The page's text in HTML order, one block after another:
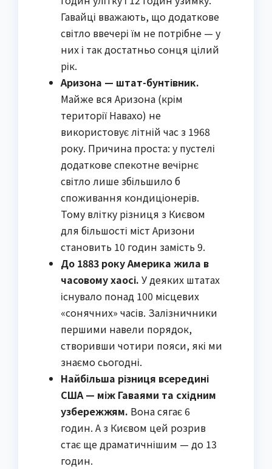
Гавайці вважають, що додаткове
світло ввечері їм не потрібне — у
них і так достатньо сонця цілий
рік.
Аризона — штат-бунтівник.
Майже вся Аризона (крім
території Навахо) не
використовує літній час з 1968
року. Причина проста: у пустелі
додаткове спекотне вечірнє
світло лише збільшило б
споживання кондиціонерів.
Тому влітку різниця з Києвом
для більшості міст Аризони
становить 10 годин замість 9.
До 1883 року Америка жила в
часовому хаосі. У деяких штатах
існувало понад 100 місцевих
«сонячних» часів. Залізничники
першими навели порядок,
створивши чотири пояси, які ми
знаємо сьогодні.
Найбільша різниця всередині
США — між Гаваями та східним
узбережжям. Вона сягає 6
годин. А з Києвом цей розрив
стає ще драматичнішим — до 13
годин.